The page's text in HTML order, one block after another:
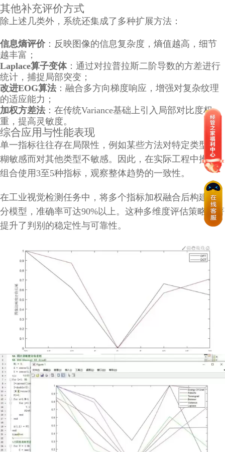
其他补充评价方式
除上述几类外，系统还集成了多种扩展方法：
信息熵评价：反映图像的信息复杂度，熵值越高，细节
越丰富；
Laplace算子变体：通过对拉普拉斯二阶导数的方差进行
统计，捕捉局部突变；
改进EOG算法：融合多方向梯度响应，增强对复杂纹理
的适应能力；
加权方差法：在传统Variance基础上引入局部对比度权
重，提高灵敏度。
综合应用与性能表现
单一指标往往存在局限性，例如某些方法对特定类型模
糊敏感而对其他类型不敏感。因此，在实际工程中推荐
组合使用3至5种指标，观察整体趋势的一致性。
在工业视觉检测任务中，将多个指标加权融合后构建评
分模型，准确率可达90%以上。这种多维度评估策略显著
提升了判别的稳定性与可靠性。